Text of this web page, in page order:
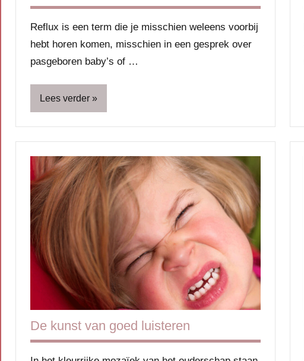
Reflux is een term die je misschien weleens voorbij
hebt horen komen, misschien in een gesprek over
pasgeboren baby’s of …
Lees verder
Babyvoeding
Blog
Gezin
Gezondheid
De kunst van goed luisteren